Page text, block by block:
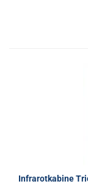
Infrarotkabine